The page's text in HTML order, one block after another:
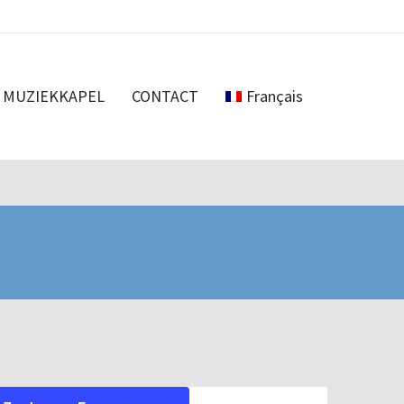
MUZIEKKAPEL CONTACT Français